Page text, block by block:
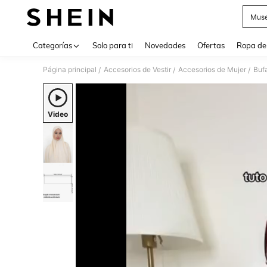
Categorías Solo para ti Novedades Ofertas Ropa
Página principal / Accesorios de Vestir / Accesorios de Mujer /
Video